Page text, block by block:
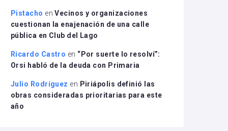
Pistacho enVecinos y organizaciones
cuestionan la enajenación de una calle
pública en Club del Lago
Ricardo Castro en “Por suerte lo resolví”:
Orsi habló de la deuda con Primaria
Julio Rodríguez en Piriápolis definió las
obras consideradas prioritarias para este
año